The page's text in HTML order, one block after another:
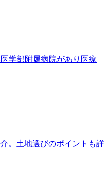
学部附属病院があり医療
。土地選びのポイントも詳